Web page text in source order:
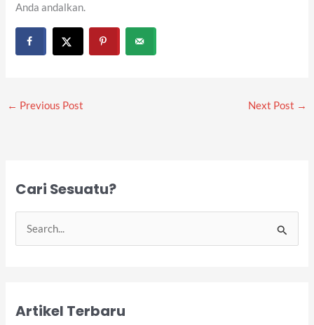
Anda andalkan.
← Previous Post Next Post →
Cari Sesuatu?
c
Artikel Terbaru